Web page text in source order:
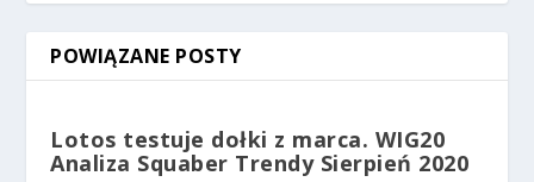
POWIĄZANE POSTY
Lotos testuje dołki z marca. WIG20
Analiza Squaber Trendy Sierpień 2020